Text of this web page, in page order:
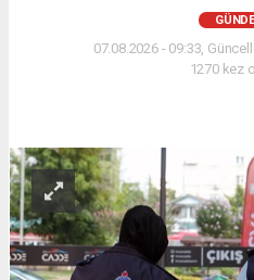
07.08.2026 - 09:33,
1270 kez